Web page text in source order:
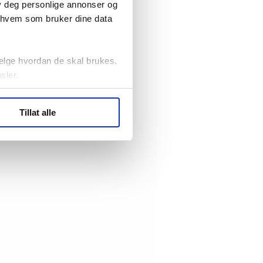
personlige annonser og
som bruker dine data
hvordan de skal brukes.
(cookies) for å lære
statistikk.
Tillat alle